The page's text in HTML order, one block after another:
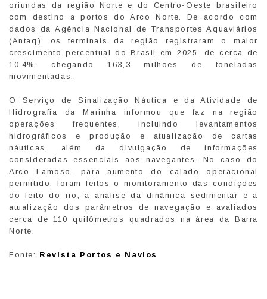
oriundas da região Norte e do Centro-Oeste brasileiro
com destino a portos do Arco Norte. De acordo com
dados da Agência Nacional de Transportes Aquaviários
(Antaq), os terminais da região registraram o maior
crescimento percentual do Brasil em 2025, de cerca de
10,4%, chegando 163,3 milhões de toneladas
movimentadas.
O Serviço de Sinalização Náutica e da Atividade de
Hidrografia da Marinha informou que faz na região
operações frequentes, incluindo levantamentos
hidrográficos e produção e atualização de cartas
náuticas, além da divulgação de informações
consideradas essenciais aos navegantes. No caso do
Arco Lamoso, para aumento do calado operacional
permitido, foram feitos o monitoramento das condições
do leito do rio, a análise da dinâmica sedimentar e a
atualização dos parâmetros de navegação e avaliados
cerca de 110 quilômetros quadrados na área da Barra
Norte.
Fonte: Revista Portos e Navios